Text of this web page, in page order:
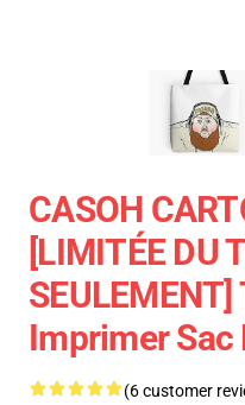
CASOH
[LIMITÉE DU
SEULEMENT]
Imprimer Sac
(6 customer